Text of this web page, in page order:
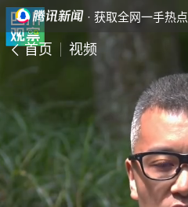
· 获取全网一手热点
首页 视频